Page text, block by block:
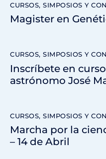
CURSOS, SIMPOSIOS Y
Magister en
CURSOS, SIMPOSIOS Y
Inscríbete en
astrónomo José
CURSOS, SIMPOSIOS Y
Marcha por la
– 14 de Abril